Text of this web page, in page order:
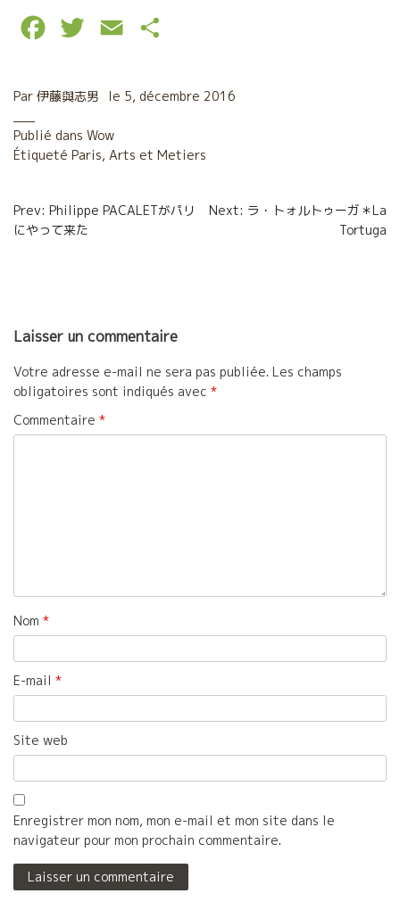
c
b
o
i
t
r
a
l
r
a
e
Par 伊藤與志男 le 5, décembre 2016
Publié dans Wow
Étiqueté Paris, Arts et Metiers
Navigation
de
Prev: Philippe PACALETがパリ
にやって来た
Next: ラ・トォルトゥーガ＊La
Tortuga
Laisser un commentaire
Votre adresse e-mail ne sera pas publiée. Les champs
obligatoires sont indiqués avec *
Commentaire *
Nom *
E-mail *
Site web
Enregistrer mon nom, mon e-mail et mon site dans le
navigateur pour mon prochain commentaire.